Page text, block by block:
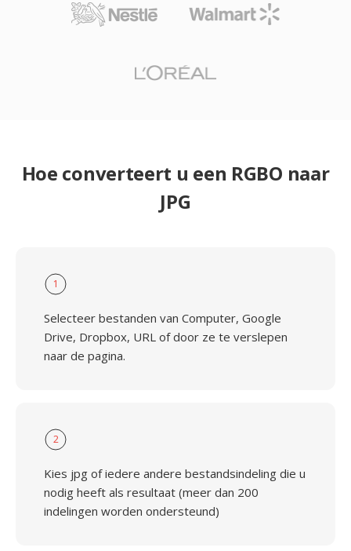
Hoe converteert u een RGBO naar
JPG
1
Selecteer bestanden van Computer, Google
Drive, Dropbox, URL of door ze te verslepen
naar de pagina.
2
Kies jpg of iedere andere bestandsindeling die u
nodig heeft als resultaat (meer dan 200
indelingen worden ondersteund)